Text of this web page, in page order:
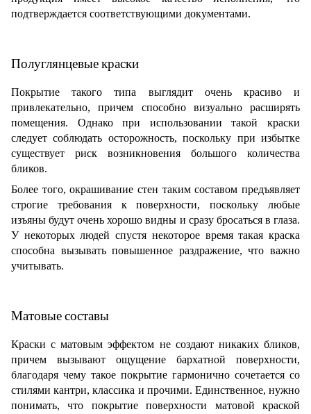
подтверждается соответствующими документами.
Полуглянцевые краски
Покрытие такого типа выглядит очень красиво и
привлекательно, причем способно визуально расширять
помещения. Однако при использовании такой краски
следует соблюдать осторожность, поскольку при избытке
существует риск возникновения большого количества
бликов.
Более того, окрашивание стен таким составом предъявляет
строгие требования к поверхности, поскольку любые
изъяны будут очень хорошо видны и сразу бросаться в глаза.
У некоторых людей спустя некоторое время такая краска
способна вызывать повышенное раздражение, что важно
учитывать.
Матовые составы
Краски с матовым эффектом не создают никаких бликов,
причем вызывают ощущение бархатной поверхности,
благодаря чему такое покрытие гармонично сочетается со
стилями кантри, классика и прочими. Единственное, нужно
понимать, что покрытие поверхности матовой краской